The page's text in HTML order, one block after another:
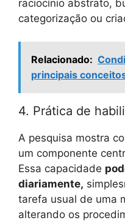
raciocínio abstrato,
categorização ou
Relacionado:
principais
4. Prática de
A pesquisa mostra
um componente
Essa capacidade
diariamente,
tarefa usual de uma
alterando os